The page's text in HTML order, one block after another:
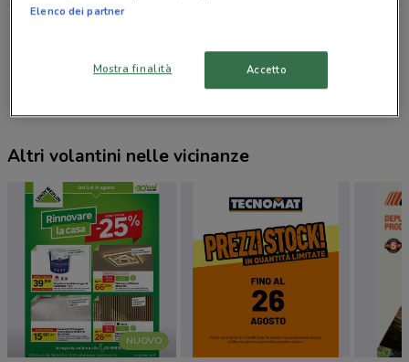
Tutti i negozi Einhell
Altri volantini nelle vicinanze
NUOVO
Elenco dei partner
Mostra finalità Accetto